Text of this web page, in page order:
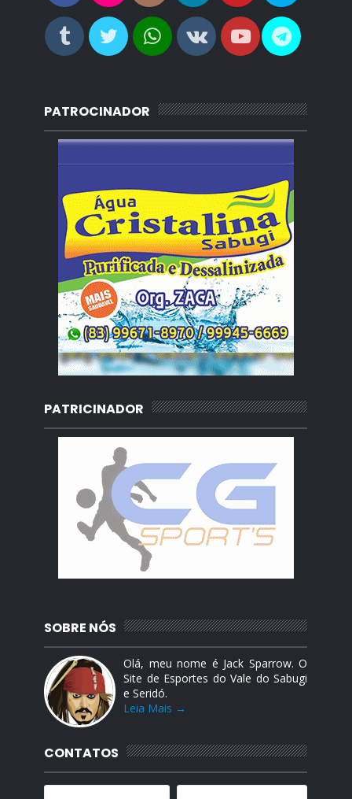
PATROCINADOR
PATRICINADOR
SOBRE NÓS
Olá, meu nome é Jack Sparrow. O
Site de Esportes do Vale do Sabugi
e Seridó.
Leia Mais →
CONTATOS